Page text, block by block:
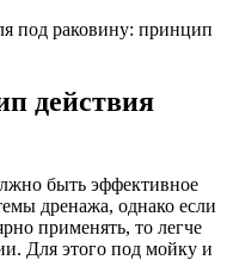
действия
быть эффективное
дренажа, однако если
применять, то легче
Для этого под мойку и